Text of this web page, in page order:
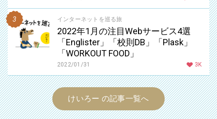
インターネットを巡る旅
2022年1月の注目Webサービス4選
「Englister」「校則DB」「Plask」
「WORKOUT FOOD」
2022/01/31 3K
けいろー の記事一覧へ